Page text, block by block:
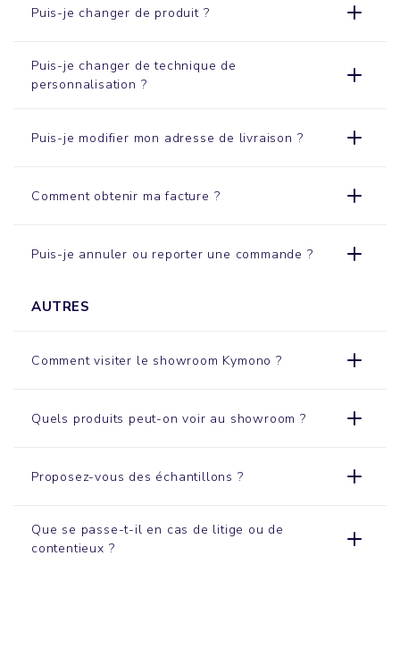
Puis-je changer de produit ?
Puis-je changer de technique de
personnalisation ?
Puis-je modifier mon adresse de livraison ?
Comment obtenir ma facture ?
Puis-je annuler ou reporter une commande ?
AUTRES
Comment visiter le showroom Kymono ?
Quels produits peut-on voir au showroom ?
Proposez-vous des échantillons ?
Que se passe-t-il en cas de litige ou de
contentieux ?